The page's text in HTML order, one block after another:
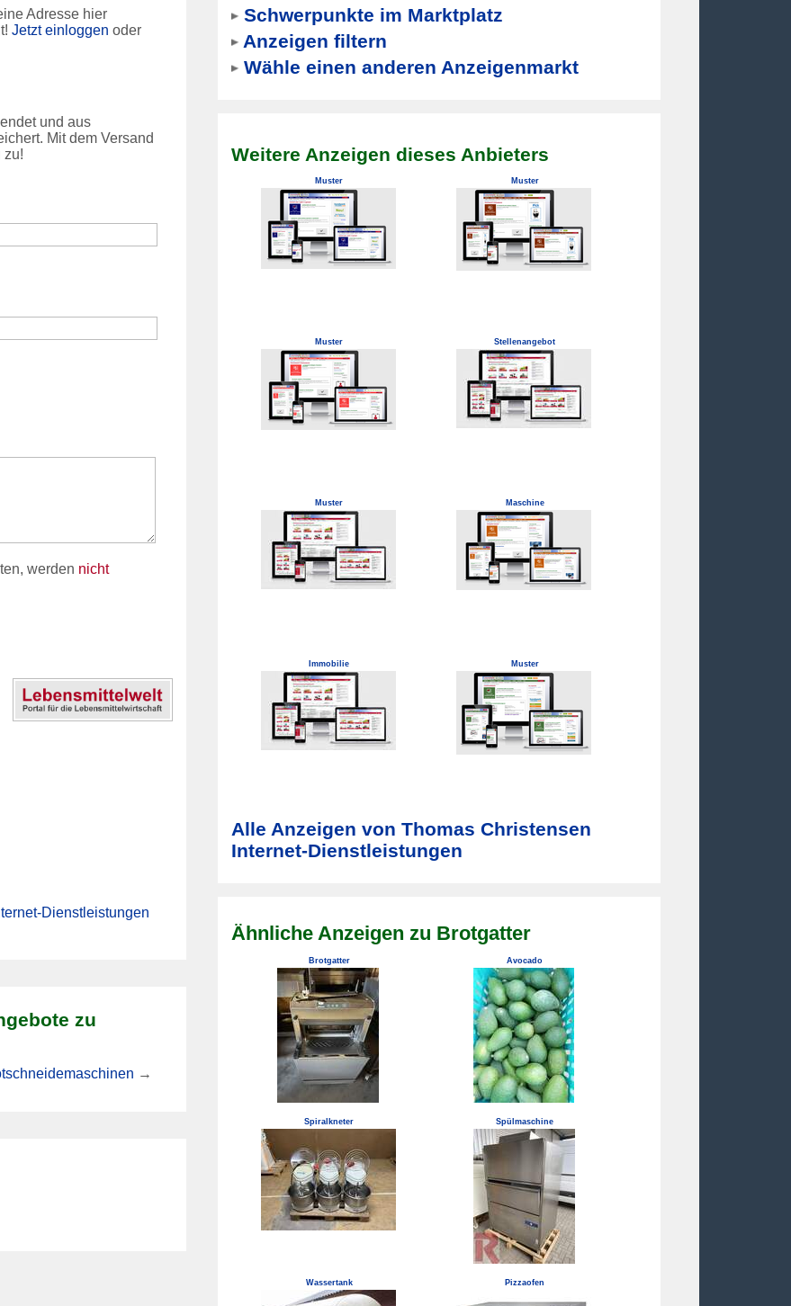
Adresse hier
Jetzt einloggen oder
und aus
Mit dem Versand
zu!
werden nicht
Dienstleistungen
zu
→
Schwerpunkte im Marktplatz
Anzeigen filtern
Wähle einen anderen Anzeigenmarkt
Weitere Anzeigen dieses Anbieters
Muster Muster
Muster Stellenangebot
Muster Maschine
Immobilie Muster
Alle Anzeigen von Thomas Christensen
Internet-Dienstleistungen
Ähnliche Anzeigen zu Brotgatter
Brotgatter Avocado
Spiralkneter Spülmaschine
Wassertank Pizzaofen